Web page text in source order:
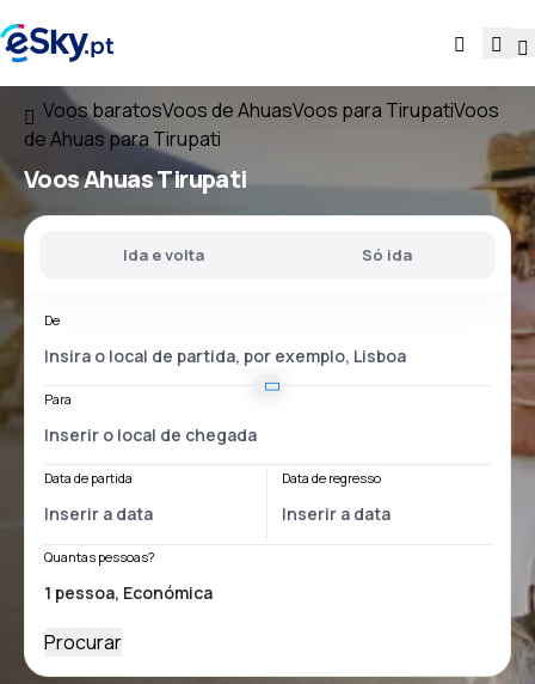
Voos baratosVoos de AhuasVoos para TirupatiVoos
de Ahuas para Tirupati
VoosAhuas Tirupati
Ida e volta Só ida
De
Para
Data de partida Data de regresso
Quantas pessoas?
Procurar